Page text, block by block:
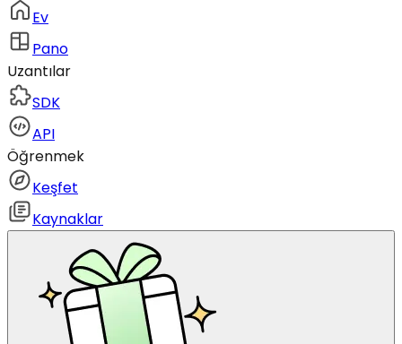
Ev
Pano
Uzantılar
SDK
API
Öğrenmek
Keşfet
Kaynaklar